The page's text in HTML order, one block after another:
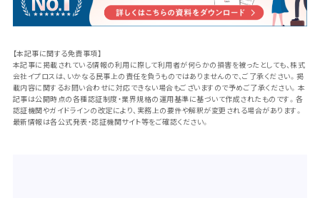
【本記事に関する免責事項】
本記事に掲載されている情報の利用に際して利用者が何らかの損害を被ったとしても、株式
会社イプロスは、いかなる民事上の責任を負うものではありませんので、ご了承ください。掲
載内容に関するお問い合わせに対応できない場合もございますので予めご了承ください。本
記事は公開時点の各種認証制度・業界規格の運用基準に基づいて作成されたものです。各
認証機関やガイドラインの改定により、実務上の要件や解釈が変更される場合があります。
最新情報は各公式発表・認証機関サイト等をご確認ください。